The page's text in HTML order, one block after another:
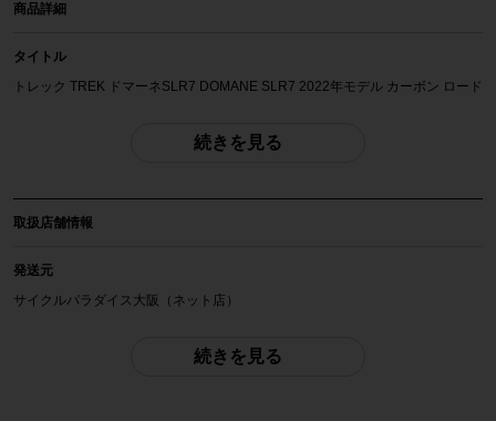
商品詳細
タイトル
トレック TREK ドマーネSLR7 DOMANE SLR7 2022年モデル カーボン ロード
年式
2022年
参考価格
続きを見る
取扱店舗情報
発送元
サイクルパラダイス大阪（ネット店）
続きを見る